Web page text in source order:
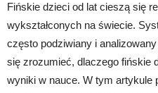
Fińskie dzieci od lat cieszą się
wykształconych na świecie.
często podziwiany i
się zrozumieć, dlaczego fińskie
wyniki w nauce. W tym